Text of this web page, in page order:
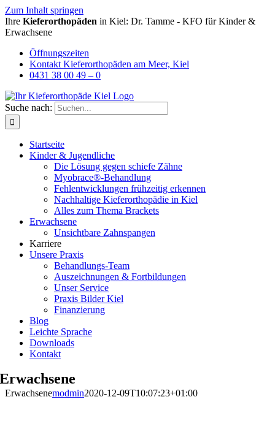
Zum Inhalt springen
Ihre Kieferorthopäden in Kiel: Dr. Tamme - KFO für Kinder &
Erwachsene
Öffnungszeiten
Kontakt Kieferorthopäden am Meer, Kiel
0431 38 00 49 – 0
Suche nach:
Startseite
Kinder & Jugendliche
Die Lösung gegen schiefe Zähne
Myobrace®-Behandlung
Fehlentwicklungen frühzeitig erkennen
Nachhaltige Kieferorthopädie in Kiel
Alles zum Thema Brackets
Erwachsene
Unsichtbare Zahnspangen
Karriere
Unsere Praxis
Behandlungs-Team
Auszeichnungen & Fortbildungen
Unser Service
Praxis Bilder Kiel
Finanzierung
Blog
Leichte Sprache
Downloads
Kontakt
Erwachsene
Erwachsenemodmin2020-12-09T10:07:23+01:00